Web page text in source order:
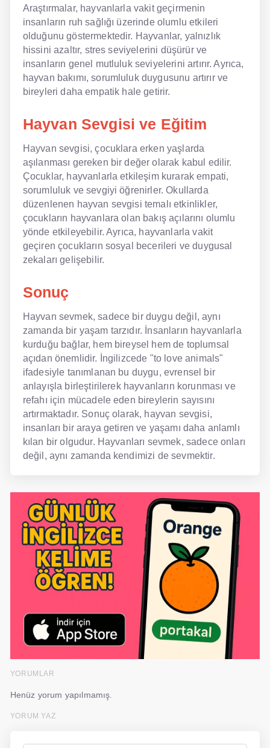
Araştırmalar, hayvanlarla vakit geçirmenin
insanların ruh sağlığı üzerinde olumlu etkileri
olduğunu göstermektedir. Hayvanlar, yalnızlık
hissini azaltır, stres seviyelerini düşürür ve
insanların genel mutluluk seviyelerini artırır. Ayrıca,
hayvan bakımı, sorumluluk duygusunu artırır ve
bireyleri daha empatik hale getirir.
Hayvan Sevgisi ve Eğitim
Hayvan sevgisi, çocuklara erken yaşlarda
aşılanması gereken bir değer olarak kabul edilir.
Çocuklar, hayvanlarla etkileşim kurarak empati,
sorumluluk ve sevgiyi öğrenirler. Okullarda
düzenlenen hayvan sevgisi temalı etkinlikler,
çocukların hayvanlara olan bakış açılarını olumlu
yönde etkileyebilir. Ayrıca, hayvanlarla vakit
geçiren çocukların sosyal becerileri ve duygusal
zekaları gelişebilir.
Sonuç
Hayvan sevmek, sadece bir duygu değil, aynı
zamanda bir yaşam tarzıdır. İnsanların hayvanlarla
kurduğu bağlar, hem bireysel hem de toplumsal
açıdan önemlidir. İngilizcede "to love animals"
ifadesiyle tanımlanan bu duygu, evrensel bir
anlayışla birleştirilerek hayvanların korunması ve
refahı için mücadele eden bireylerin sayısını
artırmaktadır. Sonuç olarak, hayvan sevgisi,
insanları bir araya getiren ve yaşamı daha anlamlı
kılan bir olgudur. Hayvanları sevmek, sadece onları
değil, aynı zamanda kendimizi de sevmektir.
YORUMLAR
Henüz yorum yapılmamış.
YORUM YAZ